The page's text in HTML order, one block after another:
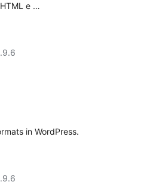
e …
in WordPress.